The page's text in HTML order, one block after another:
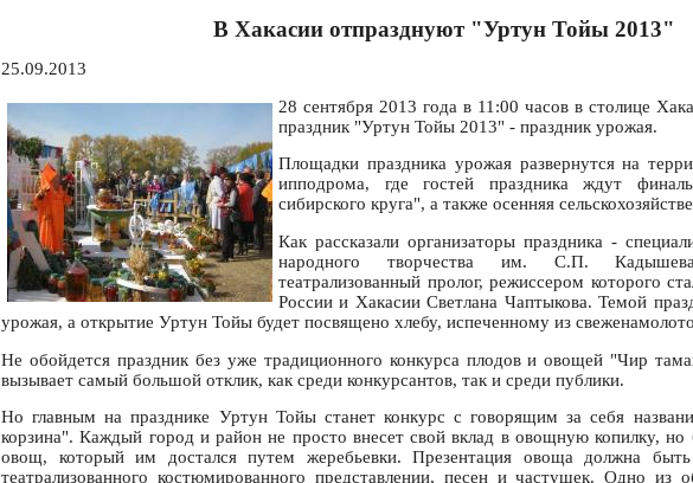
В Хакасии отпразднуют "Уртун Тойы 2013"
25.09.2013
28 сентября 2013 года в 11:00 часов в столице
праздник "Уртун Тойы 2013" - праздник урожая.
Площадки праздника урожая развернутся на
ипподрома, где гостей праздника ждут
сибирского круга", а также осенняя
Как рассказали организаторы праздника -
народного творчества им. С.П.
театрализованный пролог, режиссером которого
России и Хакасии Светлана Чаптыкова. Темой
урожая, а открытие Уртун Тойы будет посвящено хлебу, испеченному из
Не обойдется праздник без уже традиционного конкурса плодов и овощей "Чир
вызывает самый большой отклик, как среди конкурсантов, так и среди публики.
Но главным на празднике Уртун Тойы станет конкурс с говорящим за себя
корзина". Каждый город и район не просто внесет свой вклад в овощную копилку, но
овощ, который им достался путем жеребьевки. Презентация овоща должна
театрализованного костюмированного представлении, песен и частушек. Одно из